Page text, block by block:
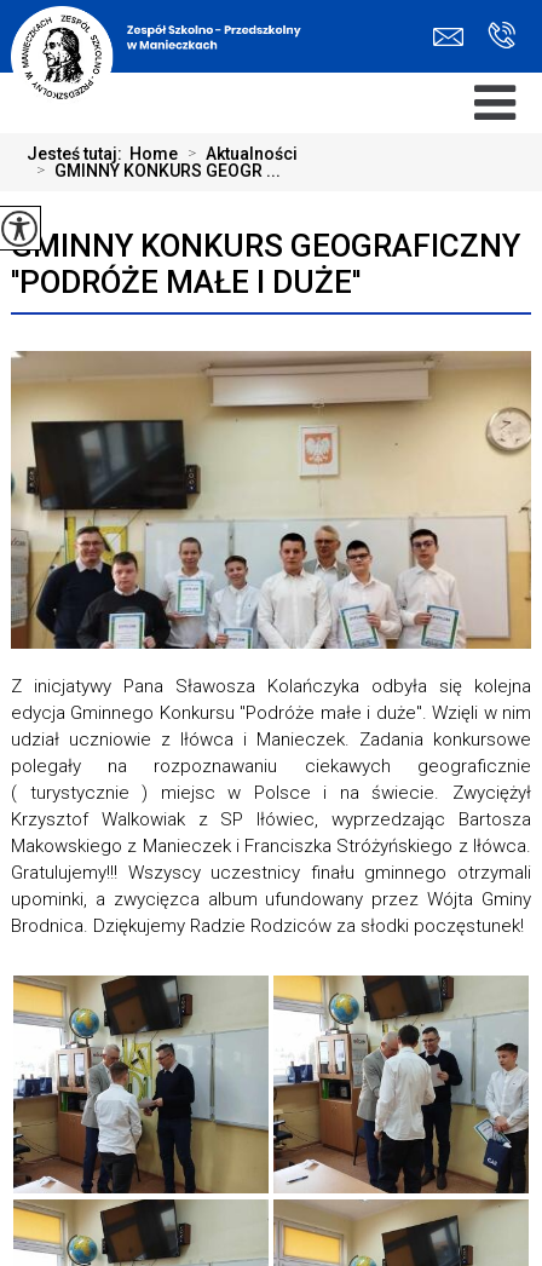
Jesteś tutaj: Home > Aktualności
> GMINNY KONKURS GEOGR ...
GMINNY KONKURS GEOGRAFICZNY
''PODRÓŻE MAŁE I DUŻE''
Z inicjatywy Pana Sławosza Kolańczyka odbyła się kolejna
edycja Gminnego Konkursu "Podróże małe i duże". Wzięli w nim
udział uczniowie z Iłówca i Manieczek. Zadania konkursowe
polegały na rozpoznawaniu ciekawych geograficznie
( turystycznie ) miejsc w Polsce i na świecie. Zwyciężył
Krzysztof Walkowiak z SP Iłówiec, wyprzedzając Bartosza
Makowskiego z Manieczek i Franciszka Stróżyńskiego z Iłówca.
Gratulujemy!!! Wszyscy uczestnicy finału gminnego otrzymali
upominki, a zwycięzca album ufundowany przez Wójta Gminy
Brodnica. Dziękujemy Radzie Rodziców za słodki poczęstunek!